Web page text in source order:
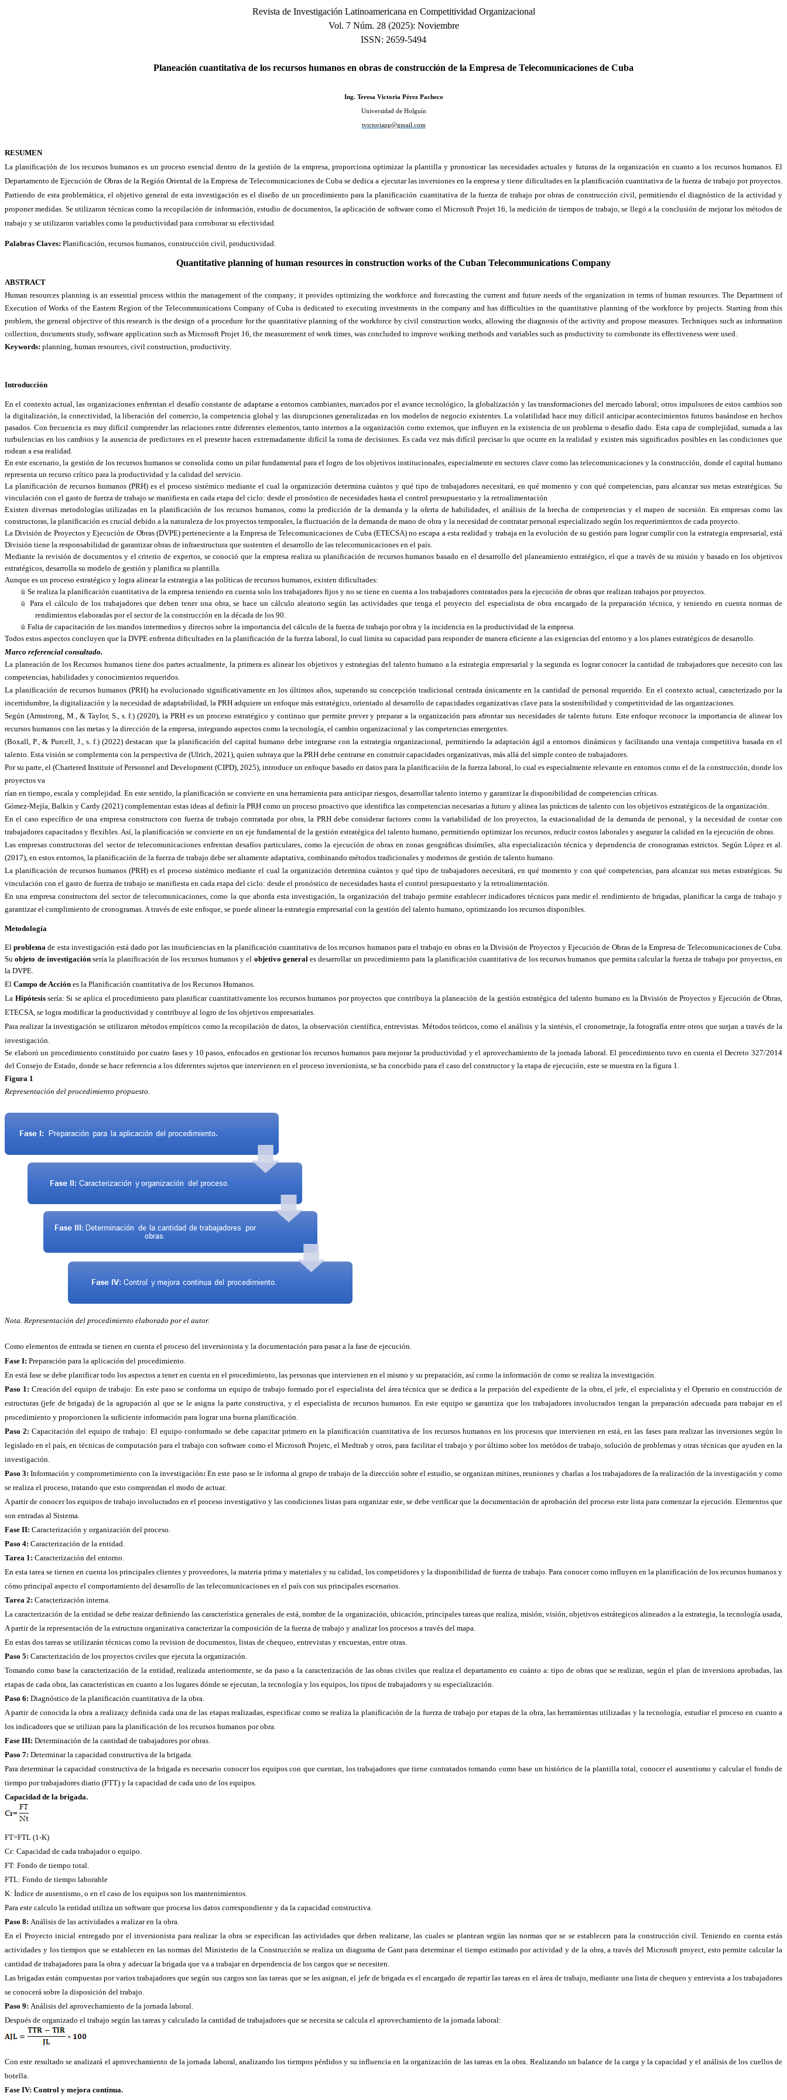
Revista de Investigación Latinoamericana en Competitividad Organizacional
Vol. 7 Núm. 28 (2025): Noviembre
ISSN: 2659-5494
Planeación cuantitativa de los recursos humanos en obras de construcción de la Empresa de Telecomunicaciones de Cuba
Ing. Teresa Victoria Pérez Pacheco
Universidad de Holguín
tvictoriapp@gmail.com
RESUMEN
La planificación de los recursos humanos es un proceso esencial dentro de la gestión de la empresa, proporciona optimizar la plantilla y pronosticar las necesidades actuales y futuras de la organización en cuanto a los recursos humanos. El
Departamento de Ejecución de Obras de la Región Oriental de la Empresa de Telecomunicaciones de Cuba se dedica a ejecutar las inversiones en la empresa y tiene dificultades en la planificación cuantitativa de la fuerza de trabajo por proyectos.
Partiendo de esta problemática, el objetivo general de esta investigación es el diseño de un procedimiento para la planificación cuantitativa de la fuerza de trabajo por obras de construcción civil, permitiendo el diagnóstico de la actividad y
proponer medidas. Se utilizaron técnicas como la recopilación de información, estudio de documentos, la aplicación de software como el Microsoft Projet 16, la medición de tiempos de trabajo, se llegó a la conclusión de mejorar los métodos de
trabajo y se utilizaron variables como la productividad para corroborar su efectividad.
Palabras Claves: Planificación, recursos humanos, construcción civil, productividad.
Quantitative planning of human resources in construction works of the Cuban Telecommunications Company
ABSTRACT
Human resources planning is an essential process within the management of the company; it provides optimizing the workforce and forecasting the current and future needs of the organization in terms of human resources. The Department of
Execution of Works of the Eastern Region of the Telecommunications Company of Cuba is dedicated to executing investments in the company and has difficulties in the quantitative planning of the workforce by projects. Starting from this
problem, the general objective of this research is the design of a procedure for the quantitative planning of the workforce by civil construction works, allowing the diagnosis of the activity and propose measures. Techniques such as information
collection, documents study, software application such as Microsoft Projet 16, the measurement of work times, was concluded to improve working methods and variables such as productivity to corroborate its effectiveness were used.
Keywords: planning, human resources, civil construction, productivity.
Introducción
En el contexto actual, las organizaciones enfrentan el desafío constante de adaptarse a entornos cambiantes, marcados por el avance tecnológico, la globalización y las transformaciones del mercado laboral;otros impulsores de estos cambios son
la digitalización, la conectividad, la liberación del comercio, la competencia global y las disrupciones generalizadas en los modelos de negocio existentes. La volatilidad hace muy difícil anticipar acontecimientos futuros basándose en hechos
pasados. Con frecuencia es muy difícil comprender las relaciones entre diferentes elementos, tanto internos a la organización como externos, que influyen en la existencia de un problema o desafío dado. Esta capa de complejidad, sumada a las
turbulencias en los cambios y la ausencia de predictores en el presente hacen extremadamente difícil la toma de decisiones. Es cada vez más difícil precisar lo que ocurre en la realidad y existen más significados posibles en las condiciones que
rodean a esa realidad.
En este escenario, la gestión de los recursos humanos se consolida como un pilar fundamental para el logro de los objetivos institucionales, especialmente en sectores clave como las telecomunicaciones y la construcción, donde el capital humano
representa un recurso crítico para la productividad y la calidad del servicio.
La planificación de recursos humanos (PRH) es el proceso sistémico mediante el cual la organización determina cuántos y qué tipo de trabajadores necesitará, en qué momento y con qué competencias, para alcanzar sus metas estratégicas. Su
vinculación con el gasto de fuerza de trabajo se manifiesta en cada etapa del ciclo: desde el pronóstico de necesidades hasta el control presupuestario y la retroalimentación
Existen diversas metodologías utilizadas en la planificación de los recursos humanos, como la predicción de la demanda y la oferta de habilidades, el análisis de la brecha de competencias y el mapeo de sucesión. En empresas como las
constructoras, la planificación es crucial debido a la naturaleza de los proyectos temporales, la fluctuación de la demanda de mano de obra y la necesidad de contratar personal especializado según los requerimientos de cada proyecto.
La División de Proyectos y Ejecución de Obras (DVPE) perteneciente a la Empresa de Telecomunicaciones de Cuba (ETECSA) no escapa a esta realidad y trabaja en la evolución de su gestión para lograr cumplir con la estrategia empresarial, está
División tiene la responsabilidad de garantizar obras de infraestructura que sustenten el desarrollo de las telecomunicaciones en el país.
Mediante la revisión de documentos y el criterio de expertos, se conoció que la empresa realiza su planificación de recursos humanos basado en el desarrollo del planeamiento estratégico, el que a través de su misión y basado en los objetivos
estratégicos, desarrolla su modelo de gestión y planifica su plantilla.
Aunque es un proceso estratégico y logra alinear la estrategia a las políticas de recursos humanos, existen dificultades:
ü Se realiza la planificación cuantitativa de la empresa teniendo en cuenta solo los trabajadores fijos y no se tiene en cuenta a los trabajadores contratados para la ejecución de obras que realizan trabajos por proyectos.
ü Para el cálculo de los trabajadores que deben tener una obra, se hace un cálculo aleatorio según las actividades que tenga el proyecto del especialista de obra encargado de la preparación técnica, y teniendo en cuenta normas de
rendimientos elaboradas por el sector de la construcción en la década de los 90.
ü Falta de capacitación de los mandos intermedios y directos sobre la importancia del cálculo de la fuerza de trabajo por obra y la incidencia en la productividad de la empresa.
Todos estos aspectos concluyen que la DVPE enfrenta dificultades en la planificación de la fuerza laboral, lo cual limita su capacidad para responder de manera eficiente a las exigencias del entorno y a los planes estratégicos de desarrollo.
Marco referencial consultado.
La planeación de los Recursos humanos tiene dos partes actualmente, la primera es alinear los objetivos y estrategias del talento humano a la estrategia empresarial y la segunda es lograr conocer la cantidad de trabajadores que necesito con las
competencias, habilidades y conocimientos requeridos.
La planificación de recursos humanos (PRH) ha evolucionado significativamente en los últimos años, superando su concepción tradicional centrada únicamente en la cantidad de personal requerido. En el contexto actual, caracterizado por la
incertidumbre, la digitalización y la necesidad de adaptabilidad, la PRH adquiere un enfoque más estratégico, orientado al desarrollo de capacidades organizativas clave para la sostenibilidad y competitividad de las organizaciones.
Según (Armstrong, M., & Taylor, S., s. f.) (2020), la PRH es un proceso estratégico y continuo que permite prever y preparar a la organización para afrontar sus necesidades de talento futuro. Este enfoque reconoce la importancia de alinear los
recursos humanos con las metas y la dirección de la empresa, integrando aspectos como la tecnología, el cambio organizacional y las competencias emergentes.
(Boxall, P., & Purcell, J., s. f.) (2022) destacan que la planificación del capital humano debe integrarse con la estrategia organizacional, permitiendo la adaptación ágil a entornos dinámicos y facilitando una ventaja competitiva basada en el
talento. Esta visión se complementa con la perspectiva de (Ulrich, 2021) , quien subraya que la PRH debe centrarse en construir capacidades organizativas, más allá del simple conteo de trabajadores.
Por su parte, el (Chartered Institute of Personnel and Development (CIPD), 2025) , introduce un enfoque basado en datos para la planificación de la fuerza laboral, lo cual es especialmente relevante en entornos como el de la construcción, donde los
proyectos va
rían en tiempo, escala y complejidad. En este sentido, la planificación se convierte en una herramienta para anticipar riesgos, desarrollar talento interno y garantizar la disponibilidad de competencias críticas.
Gómez-Mejía, Balkin y Cardy (2021) complementan estas ideas al definir la PRH como un proceso proactivo que identifica las competencias necesarias a futuro y alinea las prácticas de talento con los objetivos estratégicos de la organización.
En el caso específico de una empresa constructora con fuerza de trabajo contratada por obra, la PRH debe considerar factores como la variabilidad de los proyectos, la estacionalidad de la demanda de personal, y la necesidad de contar con
trabajadores capacitados y flexibles. Así, la planificación se convierte en un eje fundamental de la gestión estratégica del talento humano, permitiendo optimizar los recursos, reducir costos laborales y asegurar la calidad en la ejecución de obras.
Las empresas constructoras del sector de telecomunicaciones enfrentan desafíos particulares, como la ejecución de obras en zonas geográficas disímiles, alta especialización técnica y dependencia de cronogramas estrictos. Según López et al.
(2017), en estos entornos, la planificación de la fuerza de trabajo debe ser altamente adaptativa, combinando métodos tradicionales y modernos de gestión de talento humano.
La planificación de recursos humanos (PRH) es el proceso sistémico mediante el cual la organización determina cuántos y qué tipo de trabajadores necesitará, en qué momento y con qué competencias, para alcanzar sus metas estratégicas. Su
vinculación con el gasto de fuerza de trabajo se manifiesta en cada etapa del ciclo: desde el pronóstico de necesidades hasta el control presupuestario y la retroalimentación.
En una empresa constructora del sector de telecomunicaciones, como la que aborda esta investigación, la organización del trabajo permite establecer indicadores técnicos para medir el rendimiento de brigadas, planificar la carga de trabajo y
garantizar el cumplimiento de cronogramas. A través de este enfoque, se puede alinear la estrategia empresarial con la gestión del talento humano, optimizando los recursos disponibles.
Metodología
Elproblemade esta investigación está dado por las insuficiencias en la planificación cuantitativa de los recursos humanos para el trabajo en obras en la División de Proyectos y Ejecución de Obras de la Empresa de Telecomunicaciones de Cuba.
Suobjeto de investigaciónsería la planificación de los recursos humanos y el objetivo generales desarrollar un procedimiento para la planificación cuantitativa de los recursos humanos que permita calcular la fuerza de trabajo por proyectos, en
la DVPE.
El Campo de Acción es la Planificación cuantitativa de los Recursos Humanos.
La Hipótesissería: Si se aplica elprocedimiento para planificar cuantitativamente los recursos humanos por proyectos que contribuya la planeación de la gestión estratégica del talento humano en la División de Proyectos y Ejecución de Obras,
ETECSA, se logra modificar la productividad y contribuye al logro de los objetivos empresariales.
Para realizar la investigación se utilizaron métodos empíricos como la recopilación de datos, la observación científica, entrevistas. Métodos teóricos, como el análisis y la sintésis, el cronometraje, la fotografía entre otros que surjan a través de la
investigación.
Se elaboró un procedimiento constituido por cuatro fases y 10 pasos, enfocados en gestionar los recursos humanos para mejorar la productividad y el aprovechamiento de la jornada laboral. El procedimiento tuvo en cuenta el Decreto 327/2014
del Consejo de Estado, donde se hace referencia a los diferentes sujetos que intervienen en el proceso inversionista, se ha concebido para el caso del constructor y la etapa de ejecución, este se muestra en la figura 1.
Figura 1
Representación del procedimiento propuesto.
Nota. Representación del procedimiento elaborado por el autor.
Como elementos de entrada se tienen en cuenta el proceso del inversionista y la documentación para pasar a la fase de ejecución.
Fase I: Preparación para la aplicación del procedimiento.
En está fase se debe planificar todo los aspectos a tener en cuenta en el procedimiento, las personas que intervienen en el mismo y su preparación, así como la información de como se realiza la investigación.
Paso 1: Creación del equipo de trabajo: En este paso se conforma un equipo de trabajo formado por el especialista del área técnica que se dedica a la prepación del expediente de la obra, el jefe, el especialista y el Operario en construcción de
estructuras (jefe de brigada) de la agrupación al que se le asigna la parte constructiva, y el especialista de recursos humanos. En este equipo se garantiza que los trabajadores involucrados tengan la preparación adecuada para trabajar en el
procedimiento y proporcionen la suficiente información para lograr una buena planificación.
Paso 2:Capacitación del equipo de trabajo: El equipo conformado se debe capacitar primero en la planificación cuantitativa de los recursos humanos en los procesos que intervienen en está, en las fases para realizar las inversiones según lo
legislado en el país, en técnicas de computación para el trabajo con software como el Microsoft Projetc, el Medtrab y otros, para facilitar el trabajo y por último sobre los metódos de trabajo, solución de problemas y otras técnicas que ayuden en la
investigación.
Paso 3:Información y comprometimiento con la investigación: En este paso se le informa al grupo de trabajo de la dirección sobre el estudio, se organizan mitines, reuniones y charlas a los trabajadores de la realización de la investigación y como
se realiza el proceso, tratando que esto comprendan el modo de actuar.
A partir de conocer los equipos de trabajo involucrados en el proceso investigativo y las condiciones listas para organizar este, se debe verificar que la documentación de aprobación del proceso este lista para comenzar la ejecución. Elementos que
son entradas al Sistema.
Fase II: Caracterización y organización del proceso.
Paso 4: Caracterización de la entidad.
Tarea 1: Caracterización del entorno.
En esta tarea se tienen en cuenta los principales clientes y proveedores, la materia prima y materiales y su calidad, los competidores y la disponibilidad de fuerza de trabajo. Para conocer como influyen en la planificación de los recursos humanos y
cómo principal aspecto el comportamiento del desarrollo de las telecomunicaciones en el país con sus principales escenarios.
Tarea 2: Caracterización interna.
La caracterización de la entidad se debe reaizar definiendo las característica generales de está, nombre de la organización, ubicación, principales tareas que realiza, misión, visión, objetivos estrátegicos alineados a la estrategia, la tecnología usada,
A partir de la representación de la estructura organizativa caracterizar la composición de la fuerza de trabajo y analizar los procesos a través del mapa.
En estas dos tareas se utilizarán técnicas como la revision de documentos, listas de chequeo, entrevistas y encuestas, entre otras.
Paso 5: Caracterización de los proyectos civiles que ejecuta la organización.
Tomando como base la caracterización de la entidad, realizada anteriormente, se da paso a la caracterización de las obras civiles que realiza el departamento en cuánto a: tipo de obras que se realizan, según el plan de inversions aprobadas, las
etapas de cada obra, las características en cuanto a los lugares dónde se ejecutan, la tecnología y los equipos, los tipos de trabajadores y su especialización.
Paso 6: Diagnóstico de la planificación cuantitativa de la obra.
A partir de conocida la obra a realizar,y definida cada una de las etapas realizadas, especificar como se realiza la planificación de la fuerza de trabajo por etapas de la obra, las herramientas utilizadas y la tecnología, estudiar el proceso en cuanto a
los indicadores que se utilizan para la planificación de los recursos humanos por obra.
Fase III: Determinación de la cantidad de trabajadores por obras.
Paso 7: Determinar la capacidad constructiva de la brigada.
Para determinar la capacidad constructiva de la brigada es necesario conocer los equipos con que cuentan, los trabajadores que tiene contratados tomando como base un histórico de la plantilla total, conocer el ausentismo y calcular el fondo de
tiempo por trabajadores diario (FTT) y la capacidad de cada uno de los equipos.
Capacidad de la brigada.
FT=FTL (1-K)
Cr: Capacidad de cada trabajador o equipo.
FT: Fondo de tiempo total.
FTL: Fondo de tiempo laborable
K: Ìndice de ausentismo, o en el caso de los equipos son los mantenimientos.
Para este calculo la entidad utiliza un software que procesa los datos correspondiente y da la capacidad constructiva.
Paso 8: Análisis de las actividades a realizar en la obra.
En el Proyecto inicial entregado por el inversionista para realizar la obra se especifican las actividades que deben realizarse, las cuales se plantean según las normas que se se establecen para la construcción civil. Teniendo en cuenta estás
actividades y los tiempos que se establecen en las normas del Ministerio de la Construcción se realiza un diagrama de Gant para determinar el tiempo estimado por actividad y de la obra, a través del Microsoft proyect, esto permite calcular la
cantidad de trabajadores para la obra y adecuar la brigada que va a trabajar en dependencia de los cargos que se necesiten.
Las brigadas están compuestas por varios trabajadores que según sus cargos son las tareas que se les asignan, el jefe de brigada es el encargado de repartir las tareas en el àrea de trabajo, mediante una lista de chequeo y entrevista a los trabajadores
se conocerá sobre la disposición del trabajo.
Paso 9: Análisis del aprovechamiento de la jornada laboral.
Después de organizado el trabajo según las tareas y calculado la cantidad de trabajadores que se necesita se calcula el aprovechamiento de la jornada laboral:
Con este resultado se analizará el aprovechamiento de la jornada laboral, analizando los tiempos pérdidos y su influencia en la organización de las tareas en la obra. Realizando un balance de la carga y la capacidad y el análisis de los cuellos de
botella.
Fase IV: Control y mejora continua.